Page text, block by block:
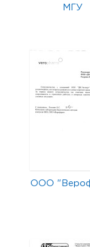
МГУ
ООО